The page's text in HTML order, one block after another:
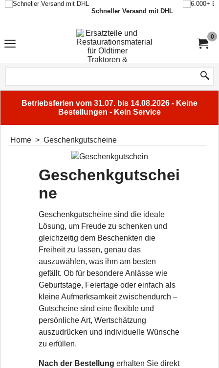
Schneller Versand mit DHL
0
Betriebsferien vom 31.07. bis 14.08.2026 - Keine
Bestellungen - Kein Service
Home > Geschenkgutscheine
Geschenkgutschei
ne
Geschenkgutscheine sind die ideale
Lösung, um Freude zu schenken und
gleichzeitig dem Beschenkten die
Freiheit zu lassen, genau das
auszuwählen, was ihm am besten
gefällt. Ob für besondere Anlässe wie
Geburtstage, Feiertage oder einfach als
kleine Aufmerksamkeit zwischendurch –
Gutscheine sind eine flexible und
persönliche Art, Wertschätzung
auszudrücken und individuelle Wünsche
zu erfüllen.
Nach der Bestellung erhalten Sie direkt